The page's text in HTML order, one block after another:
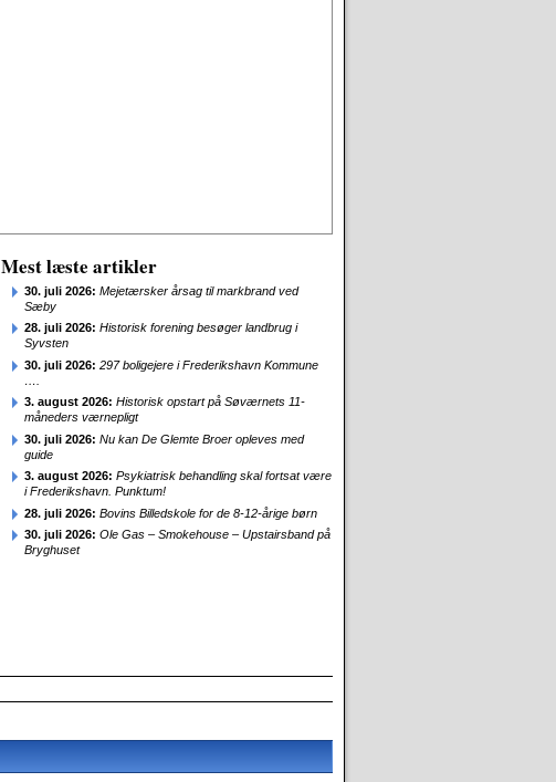
Mest læste artikler
30. juli 2026: Mejetærsker årsag til markbrand ved
Sæby
28. juli 2026: Historisk forening besøger landbrug i
Syvsten
30. juli 2026: 297 boligejere i Frederikshavn Kommune
….
3. august 2026: Historisk opstart på Søværnets 11-
måneders værnepligt
30. juli 2026: Nu kan De Glemte Broer opleves med
guide
3. august 2026: Psykiatrisk behandling skal fortsat være
i Frederikshavn. Punktum!
28. juli 2026: Bovins Billedskole for de 8-12-årige børn
30. juli 2026: Ole Gas – Smokehouse – Upstairsband på
Bryghuset